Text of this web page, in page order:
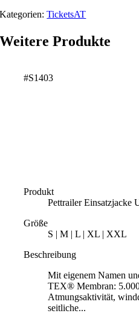
Kategorien:TicketsAT
Weitere Produkte
#S1403
Produkt
Pettrailer Einsatzjacke
Größe
S | M | L | XL | XXL
Beschreibung
Mit eigenem Namen
TEX® Membran: 5.000
Atmungsaktivität,
seitliche...